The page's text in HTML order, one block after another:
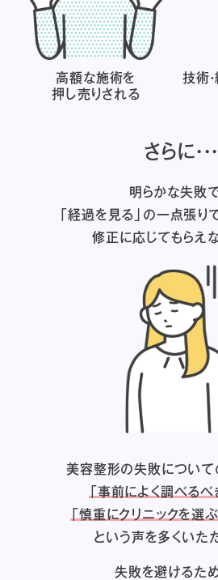
高額な施術を
押し売りされる
技術
さらに・・・
明らかな失敗
「経過を見る」の一点張
修正に応じてもらえ
美容整形の失敗について
「事前によく調べるべ
「慎重にクリニックを選
という声を多くいた
失敗を避けるた